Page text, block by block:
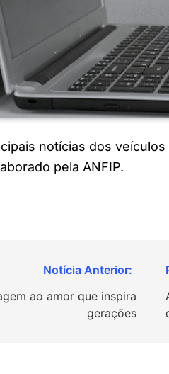
notícias dos
pela ANFIP.
ao amor que inspira
gerações